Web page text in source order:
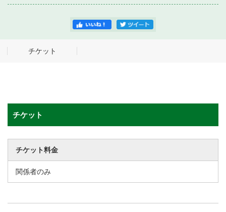
チケット
チケット
チケット料金
関係者のみ